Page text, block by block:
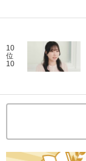
10
位
10